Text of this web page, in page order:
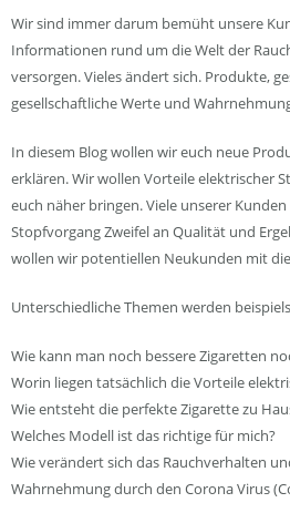
Wir sind immer darum bemüht unsere
Informationen rund um die Welt der
versorgen. Vieles ändert sich. Produkte,
gesellschaftliche Werte und
In diesem Blog wollen wir euch neue
erklären. Wir wollen Vorteile elektrischer
euch näher bringen. Viele unserer
Stopfvorgang Zweifel an Qualität und
wollen wir potentiellen Neukunden mit
Unterschiedliche Themen werden
Wie kann man noch bessere Zigaretten
Worin liegen tatsächlich die Vorteile
Wie entsteht die perfekte Zigarette zu
Welches Modell ist das richtige für mich?
Wie verändert sich das Rauchverhalten
Wahrnehmung durch den Corona Virus